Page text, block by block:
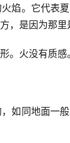
焰。它代表
，是因为那里
。火没有质感
如同地面一